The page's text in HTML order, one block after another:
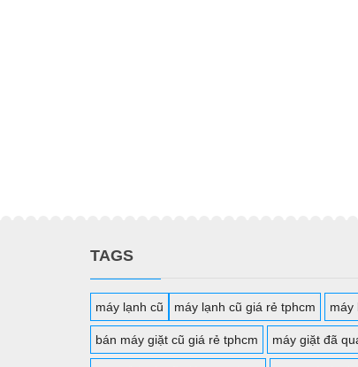
TAGS
máy lạnh cũ máy lạnh cũ giá rẻ tphcm máy
bán máy giặt cũ giá rẻ tphcm máy giặt đã